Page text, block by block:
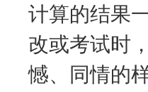
计算的结果
改或考试时
憾、同情的